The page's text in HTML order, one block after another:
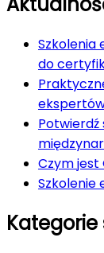
Szkolenia
do
Czym jest
Szkolenie
Kategorie